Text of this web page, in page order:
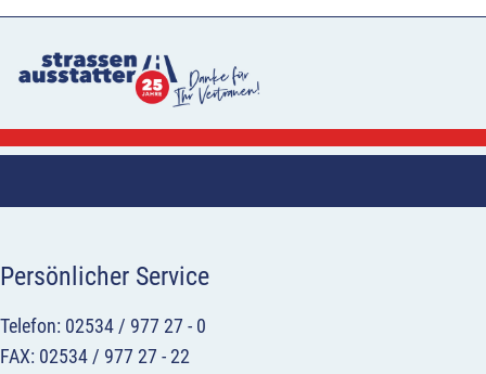
Persönlicher Service
Telefon: 02534 / 977 27 - 0
FAX: 02534 / 977 27 - 22